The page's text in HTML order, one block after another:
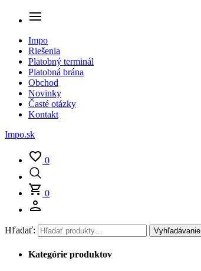
Impo
Riešenia
Platobný terminál
Platobná brána
Obchod
Novinky
Časté otázky
Kontakt
Impo.sk
0
0
Hľadať: Vyhľadávanie
Kategórie produktov